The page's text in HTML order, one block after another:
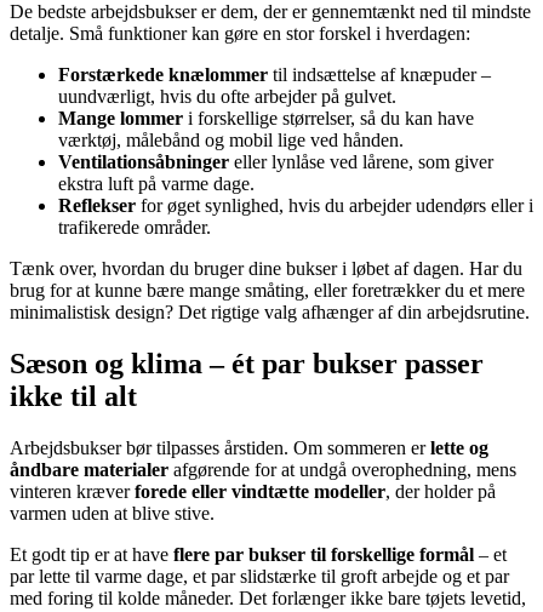
De bedste arbejdsbukser er dem, der er gennemtænkt ned til mindste
detalje. Små funktioner kan gøre en stor forskel i hverdagen:
Forstærkede knælommer til indsættelse af knæpuder –
uundværligt, hvis du ofte arbejder på gulvet.
Mange lommer i forskellige størrelser, så du kan have
værktøj, målebånd og mobil lige ved hånden.
Ventilationsåbninger eller lynlåse ved lårene, som giver
ekstra luft på varme dage.
Reflekser for øget synlighed, hvis du arbejder udendørs eller i
trafikerede områder.
Tænk over, hvordan du bruger dine bukser i løbet af dagen. Har du
brug for at kunne bære mange småting, eller foretrækker du et mere
minimalistisk design? Det rigtige valg afhænger af din arbejdsrutine.
Sæson og klima – ét par bukser passer
ikke til alt
Arbejdsbukser bør tilpasses årstiden. Om sommeren erlette og
åndbare materialer afgørende for at undgå overophedning, mens
vinteren kræverforede eller vindtætte modeller, der holder på
varmen uden at blive stive.
Et godt tip er at have flere par bukser til forskellige formål – et
par lette til varme dage, et par slidstærke til groft arbejde og et par
med foring til kolde måneder. Det forlænger ikke bare tøjets levetid,